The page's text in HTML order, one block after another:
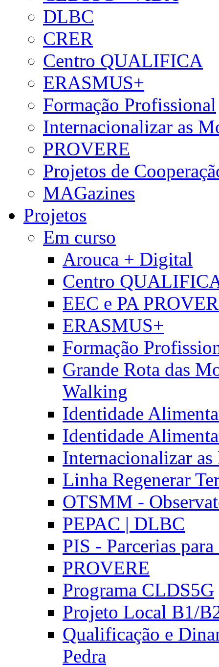
DLBC
CRER
Centro QUALIFICA
ERASMUS+
Formação Profissional
Internacionalizar as
PROVERE
Projetos de
MAGazines
Projetos
Em curso
Arouca + Digital
Centro
EEC e PA
ERASMUS+
Formação
Grande Rota das
Walking
Identidade
Identidade
Internacionalizar
Linha Regenerar
OTSMM -
PEPAC | DLBC
PIS - Parcerias
PROVERE
Programa CLDS5G
Projeto Local B1/
Qualificação e
Pedra